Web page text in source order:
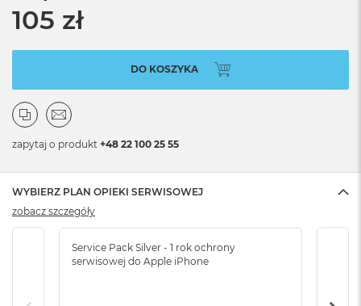
105 zł
DO KOSZYKA
zapytaj o produkt +48 22 100 25 55
WYBIERZ PLAN OPIEKI SERWISOWEJ
Service Pack Silver - 1 rok ochrony
serwisowej do Apple iPhone
zobacz szczegóły